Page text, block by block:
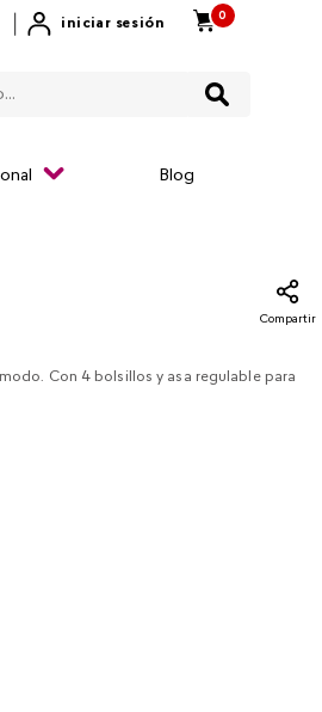
iniciar sesión
0
Blog
Compartir
Con 4 bolsillos y asa regulable para